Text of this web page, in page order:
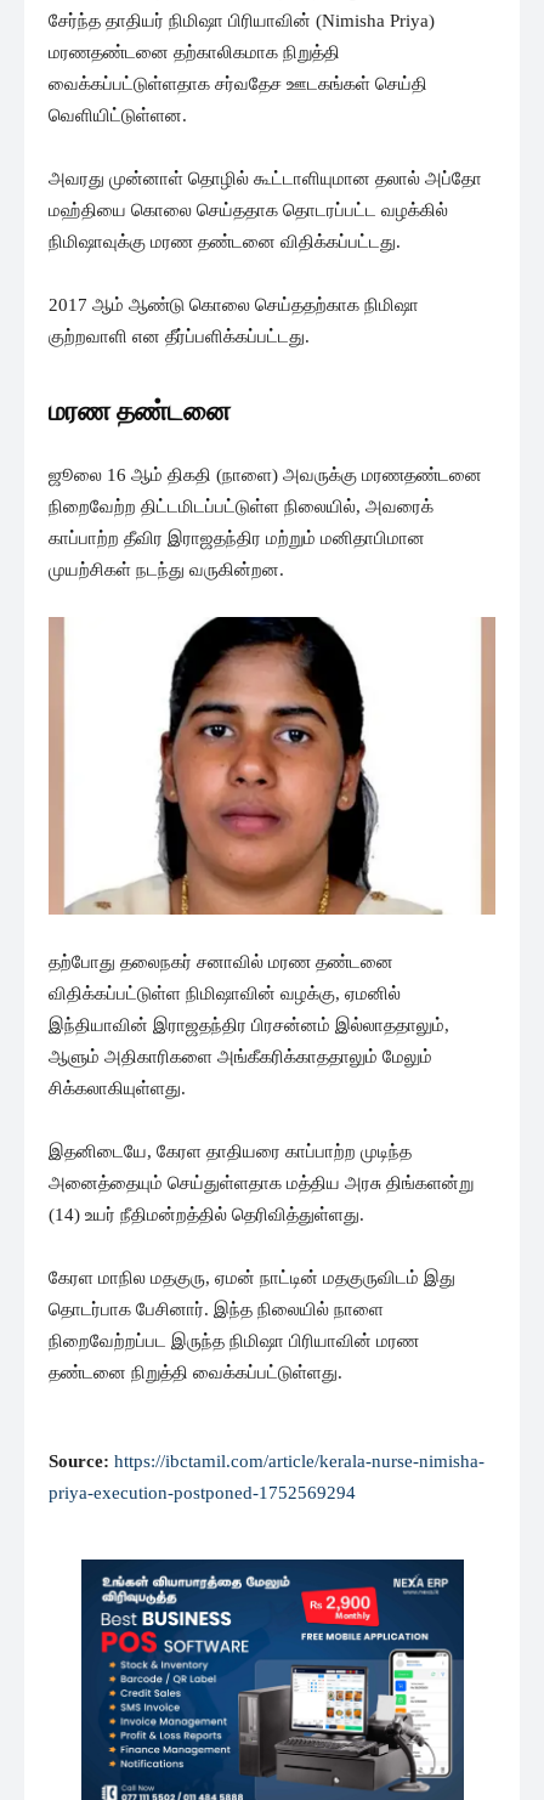
சேர்ந்த தாதியர் நிமிஷா பிரியாவின் (Nimisha Priya)
மரணதண்டனை தற்காலிகமாக நிறுத்தி
வைக்கப்பட்டுள்ளதாக சர்வதேச ஊடகங்கள் செய்தி
வெளியிட்டுள்ளன.
அவரது முன்னாள் தொழில் கூட்டாளியுமான தலால் அப்தோ
மஹ்தியை கொலை செய்ததாக தொடரப்பட்ட வழக்கில்
நிமிஷாவுக்கு மரண தண்டனை விதிக்கப்பட்டது.
2017 ஆம் ஆண்டு கொலை செய்ததற்காக நிமிஷா
குற்றவாளி என தீர்ப்பளிக்கப்பட்டது.
மரண தண்டனை
ஜூலை 16 ஆம் திகதி (நாளை) அவருக்கு மரணதண்டனை
நிறைவேற்ற திட்டமிடப்பட்டுள்ள நிலையில், அவரைக்
காப்பாற்ற தீவிர இராஜதந்திர மற்றும் மனிதாபிமான
முயற்சிகள் நடந்து வருகின்றன.
தற்போது தலைநகர் சனாவில் மரண தண்டனை
விதிக்கப்பட்டுள்ள நிமிஷாவின் வழக்கு, ஏமனில்
இந்தியாவின் இராஜதந்திர பிரசன்னம் இல்லாததாலும்,
ஆளும் அதிகாரிகளை அங்கீகரிக்காததாலும் மேலும்
சிக்கலாகியுள்ளது.
இதனிடையே, கேரள தாதியரை காப்பாற்ற முடிந்த
அனைத்தையும் செய்துள்ளதாக மத்திய அரசு திங்களன்று
(14) உயர் நீதிமன்றத்தில் தெரிவித்துள்ளது.
கேரள மாநில மதகுரு, ஏமன் நாட்டின் மதகுருவிடம் இது
தொடர்பாக பேசினார். இந்த நிலையில் நாளை
நிறைவேற்றப்பட இருந்த நிமிஷா பிரியாவின் மரண
தண்டனை நிறுத்தி வைக்கப்பட்டுள்ளது.
Source: https://ibctamil.com/article/kerala-nurse-nimisha-
priya-execution-postponed-1752569294